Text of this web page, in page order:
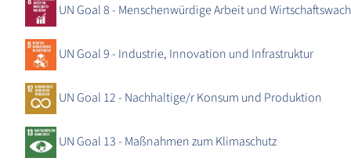
UN Goal 8 - Menschenwürdige Arbeit und
UN Goal 9 - Industrie, Innovation und Infrastruktur
UN Goal 12 - Nachhaltige/r Konsum und Produktion
UN Goal 13 - Maßnahmen zum Klimaschutz